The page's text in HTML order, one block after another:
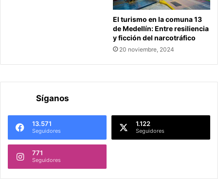
El turismo en la comuna 13
de Medellín: Entre resiliencia
y ficción del narcotráfico
20 noviembre, 2024
Síganos
13.571
Seguidores
1.122
Seguidores
771
Seguidores